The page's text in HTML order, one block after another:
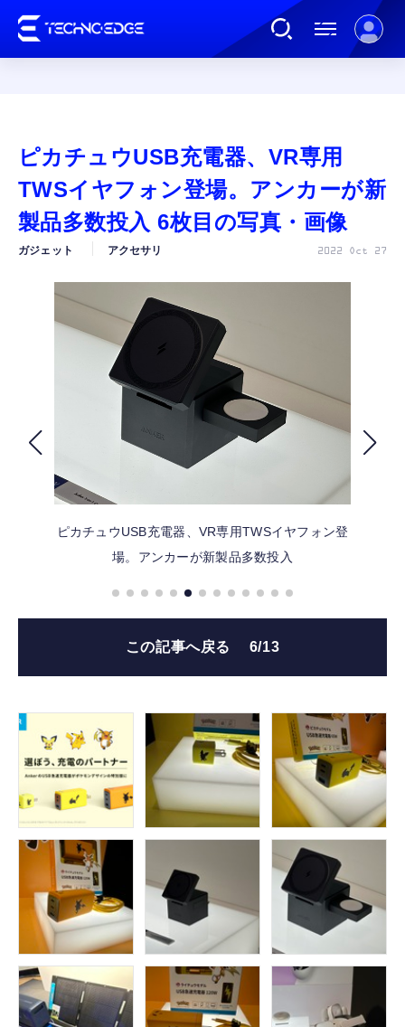
AI
ガジェット
カルチャー
公式ストア
FOLLOW US
ピカチュウUSB充電器、VR専用
TWSイヤフォン登場。アンカーが新
製品多数投入 6枚目の写真・画像
ガジェット アクセサリ 2022 Oct 27
ピカチュウUSB充電器、VR専用TWSイヤフォン登
場。アンカーが新製品多数投入
この記事へ戻る 6/13